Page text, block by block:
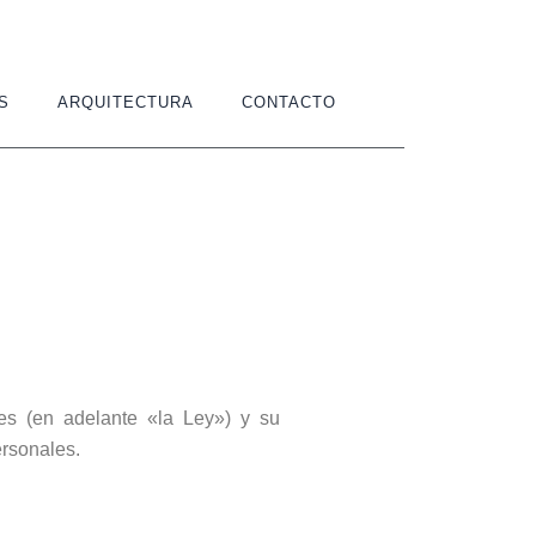
ARQUITECTURA CONTACTO
(en adelante «la Ley») y su